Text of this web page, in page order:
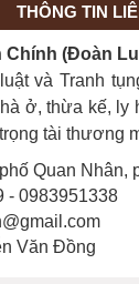
THÔNG TIN
(Đoàn
và Tranh
ở, thừa kế, ly
tài thương
Quan
- 0983951338
Văn Đồng